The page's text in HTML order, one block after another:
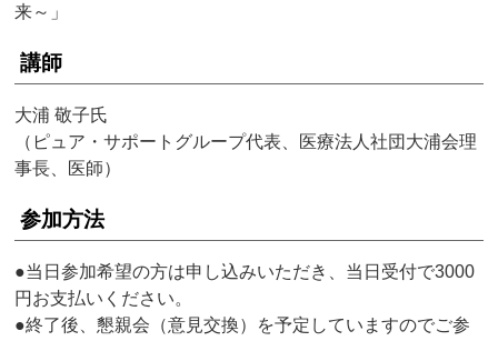
来～」
講師
大浦 敬子氏
（ピュア・サポートグループ代表、医療法人社団大浦会理
事長、医師）
参加方法
●当日参加希望の方は申し込みいただき、当日受付で3000
円お支払いください。
●終了後、懇親会（意見交換）を予定していますのでご参